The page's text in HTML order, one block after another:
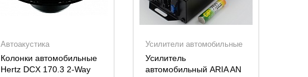
Автоакустика
Колонки автомобильные
Hertz DCX 170.3 2-Way
Усилители автомобильные
Усилитель
автомобильный ARIA AN